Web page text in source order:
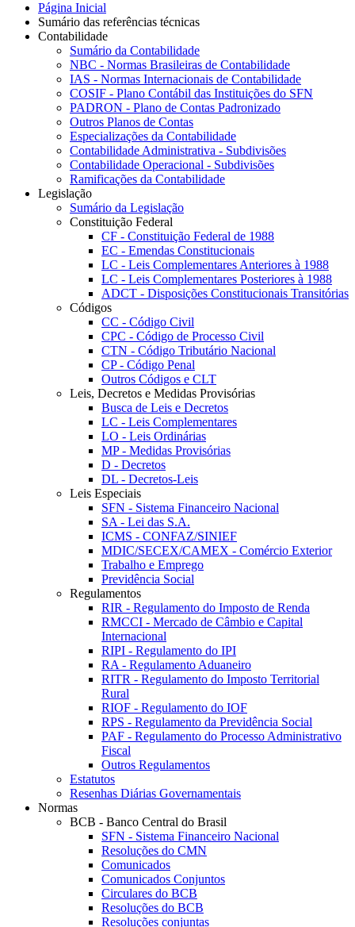
Página Inicial
Sumário das referências técnicas
Contabilidade
Sumário da Contabilidade
NBC - Normas Brasileiras de Contabilidade
IAS - Normas Internacionais de Contabilidade
COSIF - Plano Contábil das Instituições do SFN
PADRON - Plano de Contas Padronizado
Outros Planos de Contas
Especializações da Contabilidade
Contabilidade Administrativa - Subdivisões
Contabilidade Operacional - Subdivisões
Ramificações da Contabilidade
Legislação
Sumário da Legislação
Constituição Federal
CF - Constituição Federal de 1988
EC - Emendas Constitucionais
LC - Leis Complementares Anteriores à 1988
LC - Leis Complementares Posteriores à 1988
ADCT - Disposições Constitucionais Transitórias
Códigos
CC - Código Civil
CPC - Código de Processo Civil
CTN - Código Tributário Nacional
CP - Código Penal
Outros Códigos e CLT
Leis, Decretos e Medidas Provisórias
Busca de Leis e Decretos
LC - Leis Complementares
LO - Leis Ordinárias
MP - Medidas Provisórias
D - Decretos
DL - Decretos-Leis
Leis Especiais
SFN - Sistema Financeiro Nacional
SA - Lei das S.A.
ICMS - CONFAZ/SINIEF
MDIC/SECEX/CAMEX - Comércio Exterior
Trabalho e Emprego
Previdência Social
Regulamentos
RIR - Regulamento do Imposto de Renda
RMCCI - Mercado de Câmbio e Capital
Internacional
RIPI - Regulamento do IPI
RA - Regulamento Aduaneiro
RITR - Regulamento do Imposto Territorial
Rural
RIOF - Regulamento do IOF
RPS - Regulamento da Previdência Social
PAF - Regulamento do Processo Administrativo
Fiscal
Outros Regulamentos
Estatutos
Resenhas Diárias Governamentais
Normas
BCB - Banco Central do Brasil
SFN - Sistema Financeiro Nacional
Resoluções do CMN
Comunicados
Comunicados Conjuntos
Circulares do BCB
Resoluções do BCB
Resoluções conjuntas